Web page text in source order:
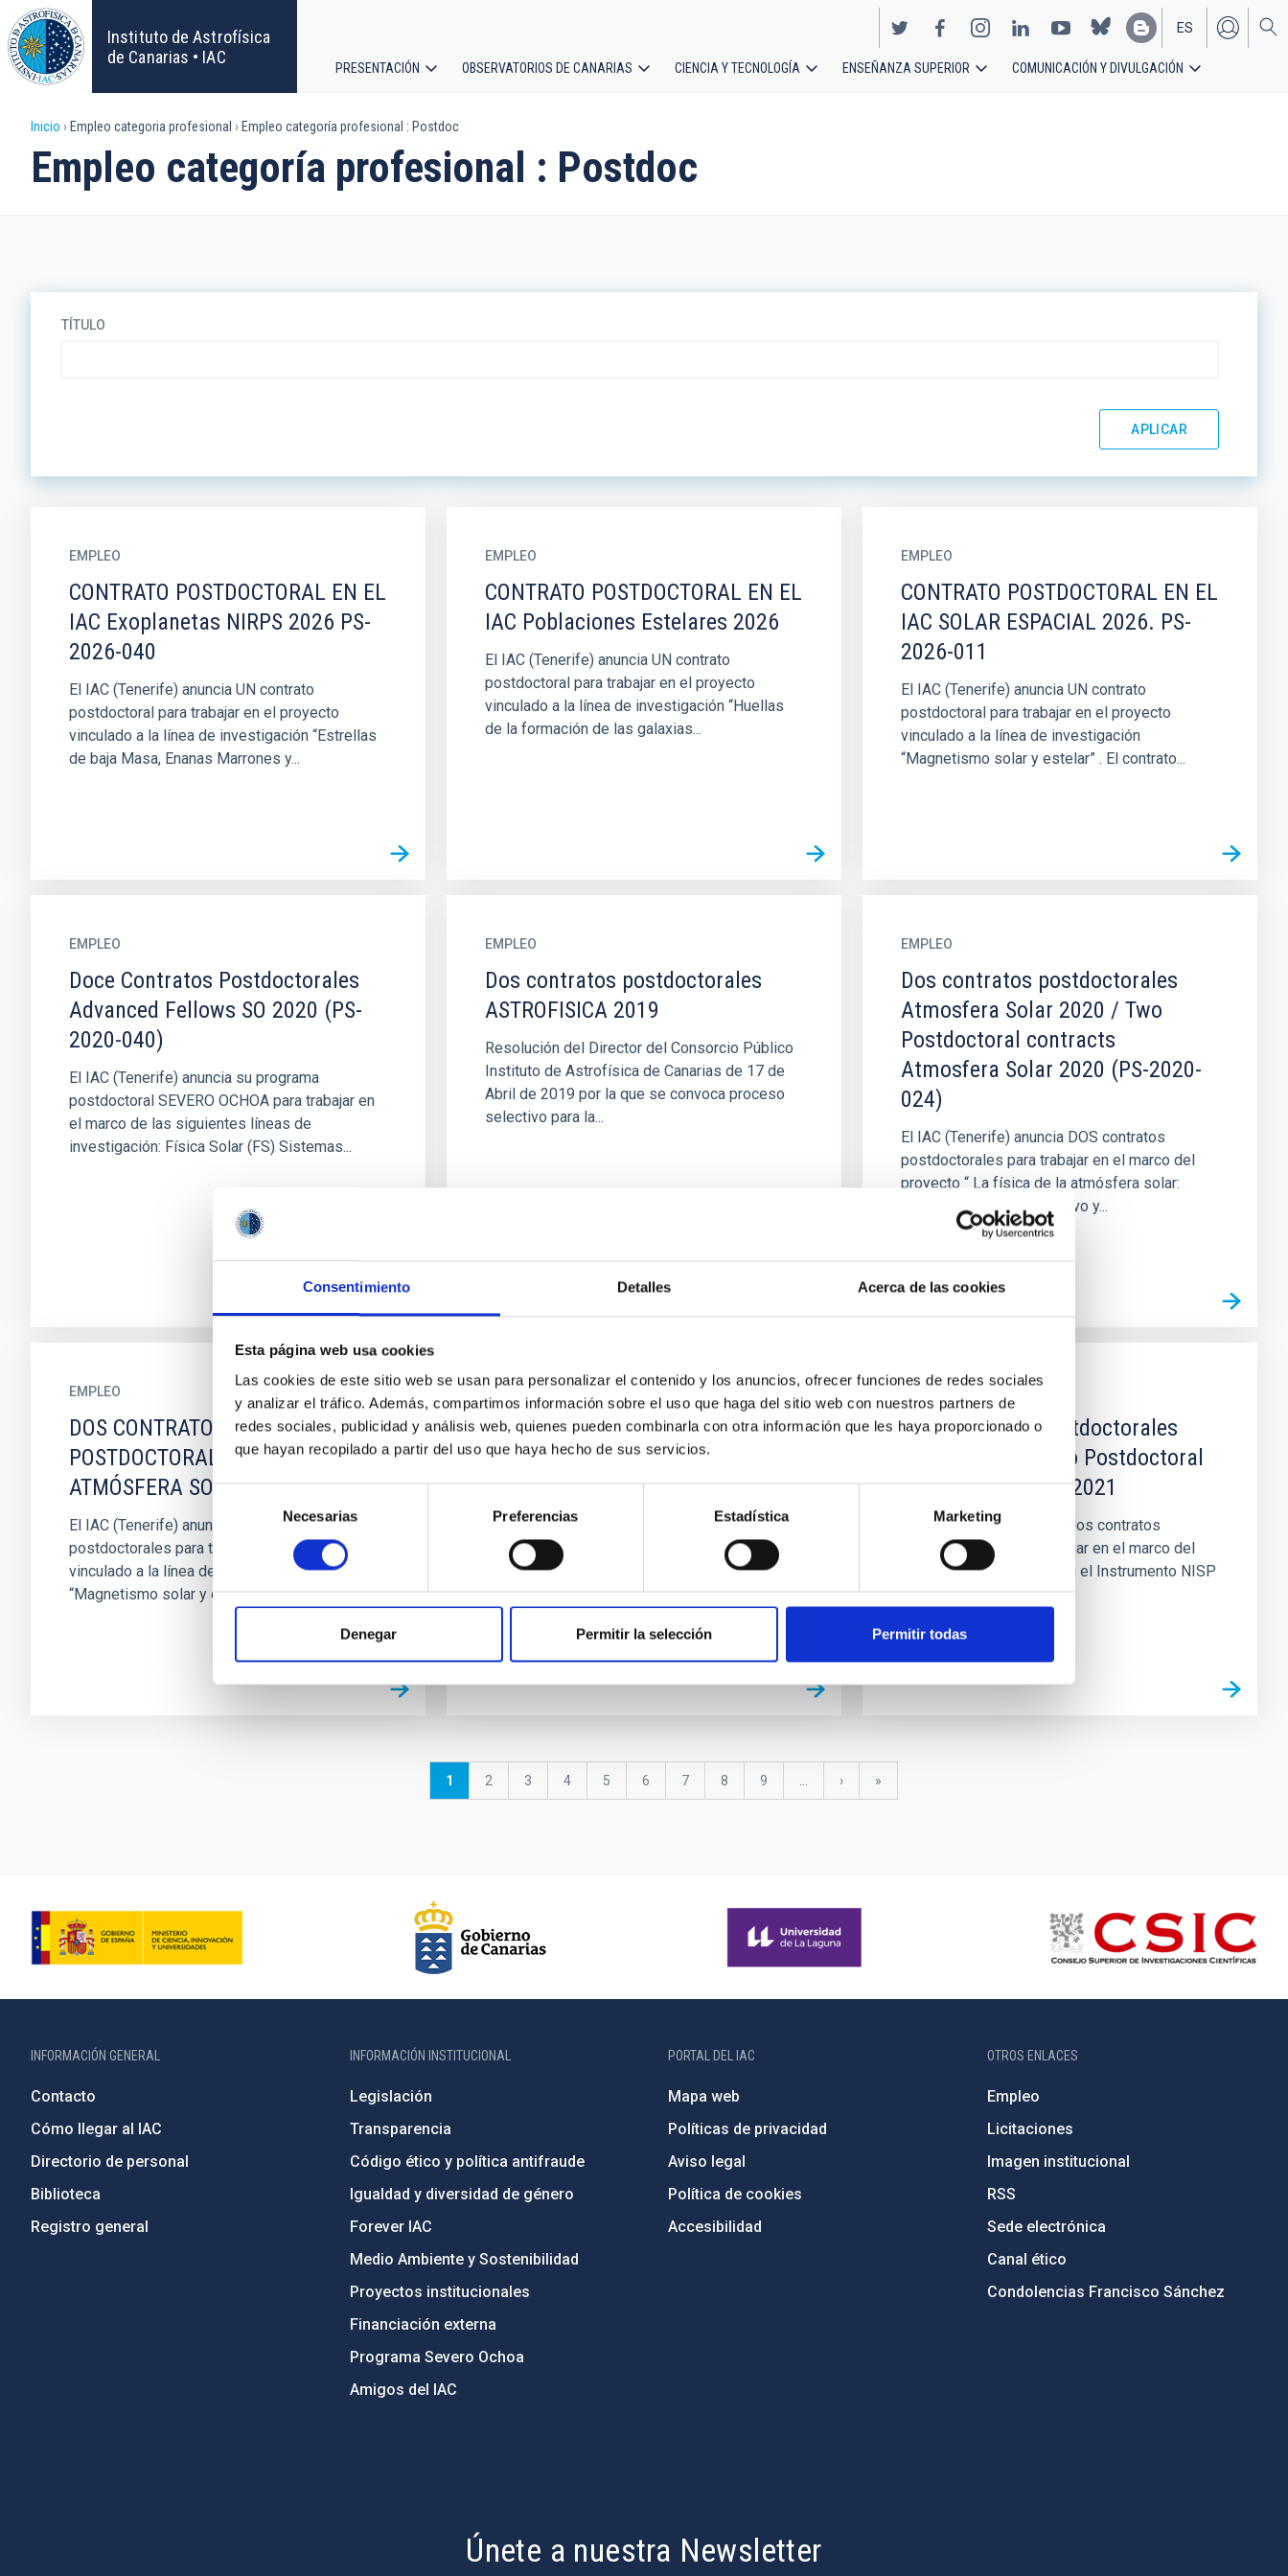
Consentimiento Detalles Acerca de las cookies
Esta página web usa cookies
Las cookies de este sitio web se usan para personalizar el contenido y los anuncios, ofrecer funciones de redes sociales
y analizar el tráfico. Además, compartimos información sobre el uso que haga del sitio web con nuestros partners de
redes sociales, publicidad y análisis web, quienes pueden combinarla con otra información que les haya proporcionado o
que hayan recopilado a partir del uso que haya hecho de sus servicios.
consentimiento
Necesarias Preferencias Estadística Marketing
Denegar Permitir la selección Permitir todas
Pasar
al
contenido
principal
Instituto de Astrofísica
de Canarias • IAC
EN
ES
principal
PRESENTACIÓN OBSERVATORIOS DE CANARIAS CIENCIA Y TECNOLOGÍA ENSEÑANZA SUPERIOR COMUNICACIÓN Y DIVULGACIÓN
Sobrescribir
enlaces
Inicio Empleo categoria profesional Empleo categoría profesional : Postdoc
Empleo categoría profesional : Postdoc
TÍTULO
EMPLEO
CONTRATO POSTDOCTORAL EN EL
IAC Exoplanetas NIRPS 2026 PS-
2026-040
El IAC (Tenerife) anuncia UN contrato
postdoctoral para trabajar en el proyecto
vinculado a la línea de investigación “Estrellas
de baja Masa, Enanas Marrones y...
EMPLEO
CONTRATO POSTDOCTORAL EN EL
IAC Poblaciones Estelares 2026
El IAC (Tenerife) anuncia UN contrato
postdoctoral para trabajar en el proyecto
vinculado a la línea de investigación “Huellas
de la formación de las galaxias...
EMPLEO
CONTRATO POSTDOCTORAL EN EL
IAC SOLAR ESPACIAL 2026. PS-
2026-011
El IAC (Tenerife) anuncia UN contrato
postdoctoral para trabajar en el proyecto
vinculado a la línea de investigación
“Magnetismo solar y estelar” . El contrato...
EMPLEO
Doce Contratos Postdoctorales
Advanced Fellows SO 2020 (PS-
2020-040)
El IAC (Tenerife) anuncia su programa
postdoctoral SEVERO OCHOA para trabajar en
el marco de las siguientes líneas de
investigación: Física Solar (FS) Sistemas...
EMPLEO
Dos contratos postdoctorales
ASTROFISICA 2019
Resolución del Director del Consorcio Público
Instituto de Astrofísica de Canarias de 17 de
Abril de 2019 por la que se convoca proceso
selectivo para la...
EMPLEO
Dos contratos postdoctorales
Atmosfera Solar 2020 / Two
Postdoctoral contracts
Atmosfera Solar 2020 (PS-2020-
024)
El IAC (Tenerife) anuncia DOS contratos
postdoctorales para trabajar en el marco del
proyecto “ La física de la atmósfera solar:
Teoría, diagnóstico radiativo y...
EMPLEO
DOS CONTRATOS
POSTDOCTORALES EN EL IAC
ATMÓSFERA SOLAR 2026
El IAC (Tenerife) anuncia DOS contratos
postdoctorales para trabajar en el proyecto
vinculado a la línea de investigación
“Magnetismo solar y estelar” . El...
EMPLEO
Dos Contratos Postdoctorales
Espectropolarimetria Solar 2024
(PS-2024-001)
El IAC (Tenerife) anuncia DOS contrato
postdoctoral para trabajar en el proyecto
vinculado a la línea de investigación “
Magnetismo, Polarización y...
Dos contratos postdoctorales
EUCLID 2021 / Two Postdoctoral
Contracts EUCLID 2021
El IAC (Tenerife) anuncia dos contratos
postdoctorales para trabajar en el marco del
proyecto “Participación en el Instrumento NISP
y Preparación para la...
Página
1 Página
2 Página
3 Página
4 Página
5 Página
6 Página
7 Página
8 Página
9
Siguiente
›
última
»
INFORMACIÓN GENERAL
Contacto
Cómo llegar al IAC
Directorio de personal
Biblioteca
Registro general
INFORMACIÓN INSTITUCIONAL
Legislación
Transparencia
Código ético y política antifraude
Igualdad y diversidad de género
Forever IAC
Medio Ambiente y Sostenibilidad
Proyectos institucionales
Financiación externa
Programa Severo Ochoa
Amigos del IAC
PORTAL DEL IAC
Mapa web
Políticas de privacidad
Aviso legal
Política de cookies
Accesibilidad
OTROS ENLACES
Empleo
Licitaciones
Imagen institucional
RSS
Sede electrónica
Canal ético
Condolencias Francisco Sánchez
Únete a nuestra Newsletter